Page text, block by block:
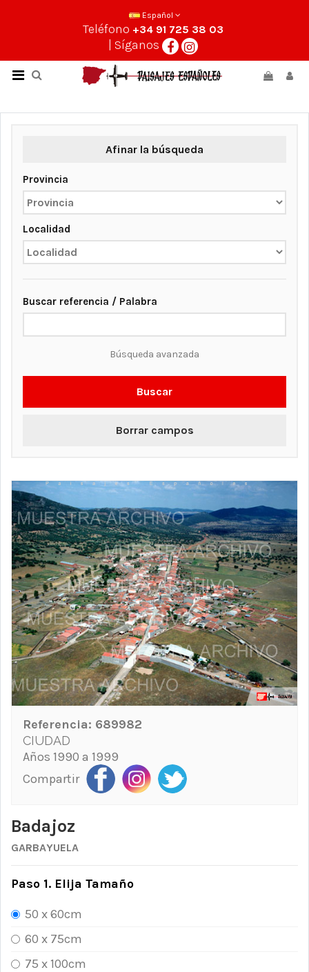
Español
Teléfono +34 91 725 38 03
| Síganos
Afinar la búsqueda
Provincia
Localidad
Buscar referencia / Palabra
Búsqueda avanzada
Buscar
Borrar campos
Referencia: 689982
CIUDAD
Años 1990 a 1999
Compartir
Badajoz
GARBAYUELA
Paso 1. Elija Tamaño
50 x 60cm
60 x 75cm
75 x 100cm